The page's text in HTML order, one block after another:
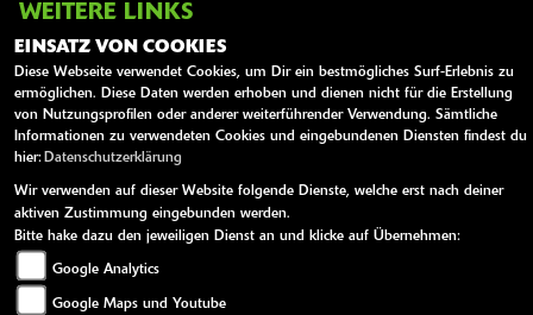
WEITERE LINKS
Youtube
Kawasaki News
Kawasaki Handbücher
Kawasaki Bekleidung
Kawasaki Merchandise
AGB Impressum Datenschutz
EINSATZ VON COOKIES
Diese Webseite verwendet Cookies, um Dir ein bestmögliches Surf-Erlebnis zu
ermöglichen. Diese Daten werden erhoben und dienen nicht für die Erstellung
von Nutzungsprofilen oder anderer weiterführender Verwendung. Sämtliche
Informationen zu verwendeten Cookies und eingebundenen Diensten findest du
hier: Datenschutzerklärung
Wir verwenden auf dieser Website folgende Dienste, welche erst nach deiner
aktiven Zustimmung eingebunden werden.
Bitte hake dazu den jeweiligen Dienst an und klicke auf Übernehmen:
Google Analytics
Google Maps und Youtube